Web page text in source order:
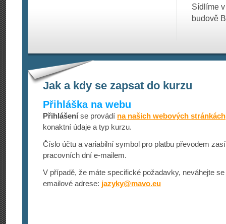
Sídlíme
budově
Jak a kdy se zapsat do kurzu
Přihláška na webu
Přihlášeníse provádí na našich webových stránkách
konaktní údaje a typ kurzu.
Číslo účtu a variabilní symbol pro platbu převodem
pracovních dní e-mailem.
V případě, že máte specifické požadavky, neváhejte
emailové adrese: jazyky@mavo.eu